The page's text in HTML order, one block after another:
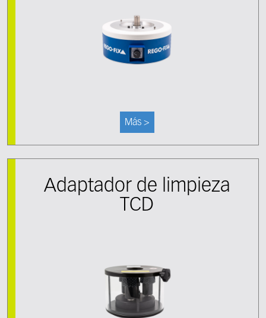
Más >
Adaptador de limpieza
TCD